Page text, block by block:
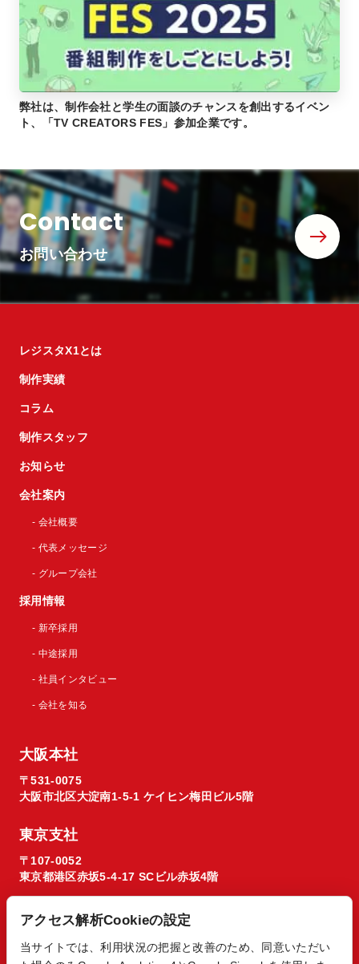
弊社は、制作会社と学生の面談のチャンスを創出するイベン
ト、「TV CREATORS FES」参加企業です。
Contact
お問い合わせ
レジスタX1とは
制作実績
コラム
制作スタッフ
お知らせ
会社案内
- 会社概要
- 代表メッセージ
- グループ会社
採用情報
- 新卒採用
- 中途採用
- 社員インタビュー
- 会社を知る
大阪本社
〒531-0075
大阪市北区大淀南1-5-1 ケイヒン梅田ビル5階
東京支社
〒107-0052
東京都港区赤坂5-4-17 SCビル赤坂4階
アクセス解析Cookieの設定
当サイトでは、利用状況の把握と改善のため、同意いただい